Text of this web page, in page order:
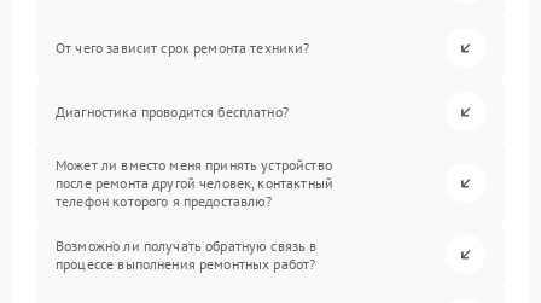
От чего зависит срок ремонта техники?
Диагностика проводится бесплатно?
Может ли вместо меня принять устройство
после ремонта другой человек, контактный
телефон которого я предоставлю?
Возможно ли получать обратную связь в
процессе выполнения ремонтных работ?